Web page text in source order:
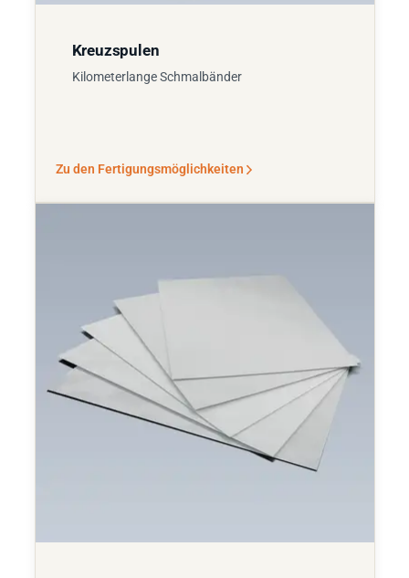
Kreuzspulen
Kilometerlange Schmalbänder
Zu den Fertigungsmöglichkeiten